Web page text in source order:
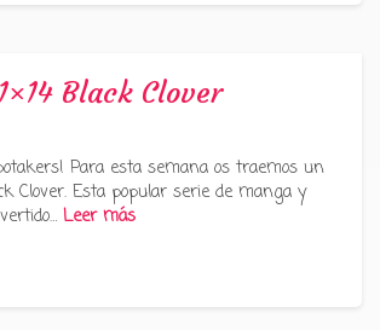
Black Clover
Para esta semana os traemos un
Clover. Esta popular serie de manga y
Leer más